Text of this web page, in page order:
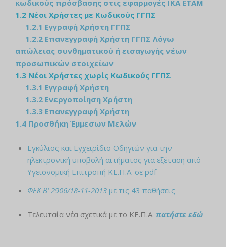
κωδικούς πρόσβασης στις εφαρμογές ΙΚΑ ΕΤΑΜ
1.2 Νέοι Χρήστες με Κωδικούς ΓΓΠΣ
1.2.1 Εγγραφή Χρήστη ΓΓΠΣ
1.2.2 Επανεγγραφή Χρήστη ΓΓΠΣ Λόγω
απώλειας συνθηματικού ή εισαγωγής νέων
προσωπικών στοιχείων
1.3 Νέοι Χρήστες χωρίς Κωδικούς ΓΓΠΣ
1.3.1 Εγγραφή Χρήστη
1.3.2 Ενεργοποίηση Χρήστη
1.3.3 Επανεγγραφή Χρήστη
1.4 Προσθήκη Έμμεσων Μελών
Εγκύλιος και Εγχειρίδιο Οδηγιών για την
ηλεκτρονική υποβολή αιτήματος για εξέταση από
Υγειονομική Επιτροπή ΚΕ.Π.Α. σε pdf
ΦΕΚ Β’ 2906/18-11-2013 με τις 43 παθήσεις
Τελευταία νέα σχετικά με το ΚΕ.Π.Α. πατήστε εδώ